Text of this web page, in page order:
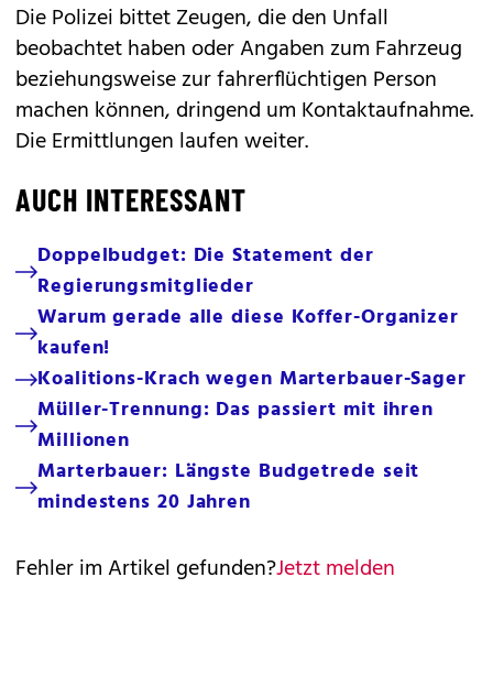
Die Polizei bittet Zeugen, die den Unfall
beobachtet haben oder Angaben zum Fahrzeug
beziehungsweise zur fahrerflüchtigen Person
machen können, dringend um Kontaktaufnahme.
Die Ermittlungen laufen weiter.
AUCH INTERESSANT
Doppelbudget: Die Statement der
Regierungsmitglieder
Warum gerade alle diese Koffer-Organizer
kaufen!
Koalitions-Krach wegen Marterbauer-Sager
Müller-Trennung: Das passiert mit ihren
Millionen
Marterbauer: Längste Budgetrede seit
mindestens 20 Jahren
Fehler im Artikel gefunden?Jetzt melden